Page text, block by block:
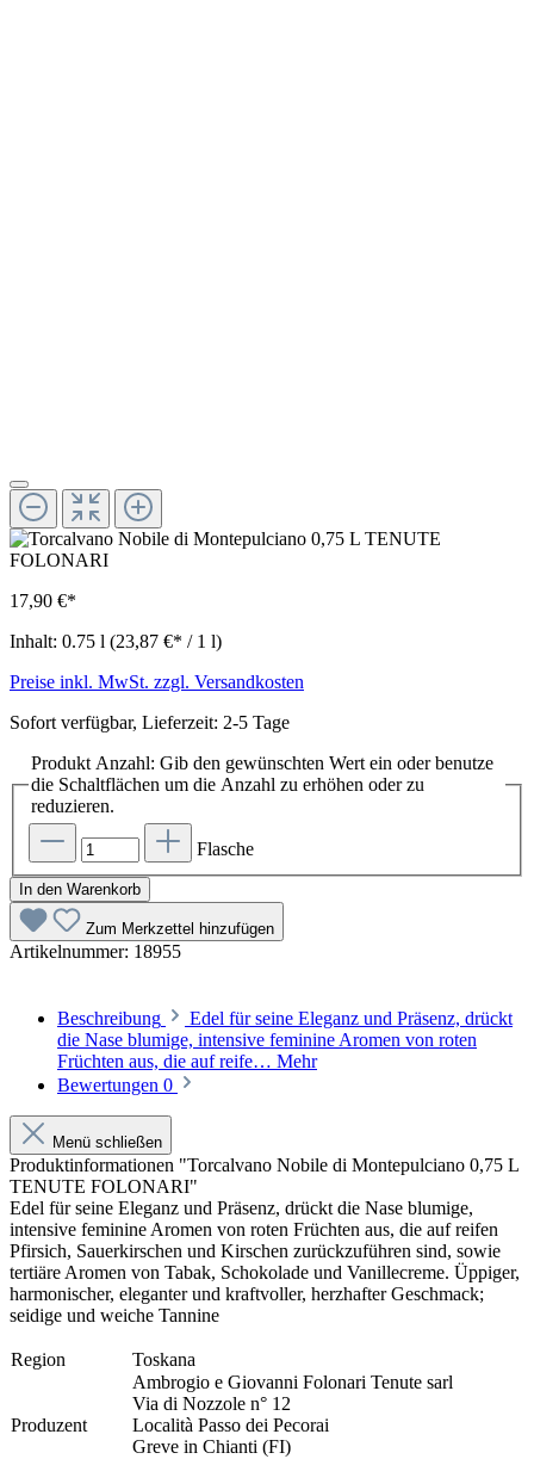
17,90 €*
Inhalt: 0.75 l (23,87 €* / 1 l)
Preise inkl. MwSt. zzgl. Versandkosten
Sofort verfügbar, Lieferzeit: 2-5 Tage
Produkt Anzahl: Gib den gewünschten Wert ein oder benutze
die Schaltflächen um die Anzahl zu erhöhen oder zu
reduzieren.
Flasche
In den Warenkorb
Zum Merkzettel hinzufügen
Artikelnummer: 18955
Beschreibung
Edel für seine Eleganz und Präsenz, drückt
die Nase blumige, intensive feminine Aromen von roten
Früchten aus, die auf reife… Mehr
Bewertungen 0
Menü schließen
Produktinformationen "Torcalvano Nobile di Montepulciano 0,75 L
TENUTE FOLONARI"
Edel für seine Eleganz und Präsenz, drückt die Nase blumige,
intensive feminine Aromen von roten Früchten aus, die auf reifen
Pfirsich, Sauerkirschen und Kirschen zurückzuführen sind, sowie
tertiäre Aromen von Tabak, Schokolade und Vanillecreme. Üppiger,
harmonischer, eleganter und kraftvoller, herzhafter Geschmack;
seidige und weiche Tannine
Region Toskana
Produzent
Ambrogio e Giovanni Folonari Tenute sarl
Via di Nozzole n° 12
Località Passo dei Pecorai
Greve in Chianti (FI)